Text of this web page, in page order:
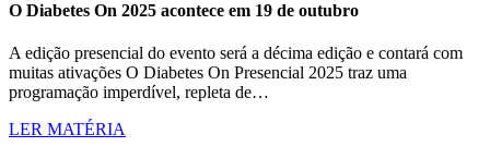
O Diabetes On 2025 acontece em 19 de outubro
A edição presencial do evento será a décima edição e contará com
muitas ativações O Diabetes On Presencial 2025 traz uma
programação imperdível, repleta de…
LER MATÉRIA